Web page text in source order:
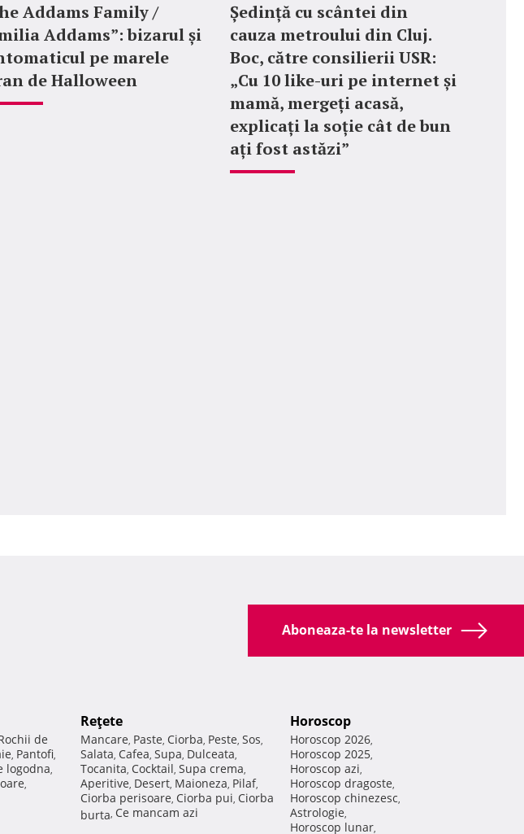
Addams Family /
Addams”: bizarul și
pe marele
de Halloween
Ședință cu scântei din
cauza metroului din Cluj.
Boc, către consilierii USR:
„Cu 10 like-uri pe internet și
mamă, mergeți acasă,
explicați la soție cât de bun
ați fost astăzi”
Aboneaza-te la newsletter
de
, Pantofi,
logodna,
,
Reţete
Mancare, Paste, Ciorba, Peste, Sos,
Salata, Cafea, Supa, Dulceata,
Tocanita, Cocktail, Supa crema,
Aperitive, Desert, Maioneza, Pilaf,
Ciorba perisoare, Ciorba pui, Ciorba
burta, Ce mancam azi
Horoscop
Horoscop 2026,
Horoscop 2025,
Horoscop azi,
Horoscop dragoste,
Horoscop chinezesc,
Astrologie,
Horoscop lunar,